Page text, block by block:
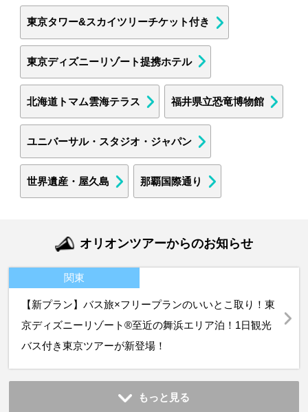
東京タワー&スカイツリーチケット付き
東京ディズニーリゾート提携ホテル
北海道トマム雲海テラス 福井県立恐竜博物館
ユニバーサル・スタジオ・ジャパン
世界遺産・屋久島 那覇国際通り
オリオンツアーからのお知らせ
関東
【新プラン】バス旅×フリープランのいいとこ取り！東
京ディズニーリゾート®至近の舞浜エリア泊！1日観光
バス付き東京ツアーが新登場！
もっと見る